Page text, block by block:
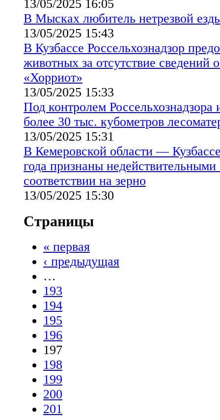
13/05/2025 16:05
В Мысках любитель нетрезвой
13/05/2025 15:43
В Кузбассе Россельхознадзор
животных за отсутствие
«Хорриот»
13/05/2025 15:33
Под контролем Россельхознадзора
более 30 тыс. кубометров
13/05/2025 15:31
В Кемеровской области —
года признаны
соответствии на зерно
13/05/2025 15:30
Страницы
« первая
‹ предыдущая
…
193
194
195
196
197
198
199
200
201